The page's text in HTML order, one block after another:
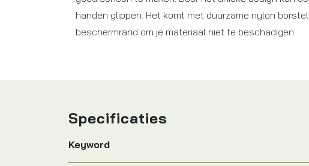
handen glippen. Het komt met duurzame nylon
beschermrand om je materiaal niet te beschadigen.
Specificaties
Keyword